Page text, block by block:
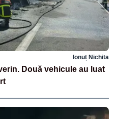
Ionuț Nichita
Două vehicule au luat